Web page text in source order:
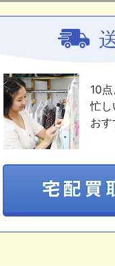
10点
忙し
おす